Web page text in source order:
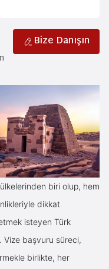
Bize Danışın
biri olup, hem
dikkat
isteyen Türk
Vize başvuru süreci,
birlikte, her